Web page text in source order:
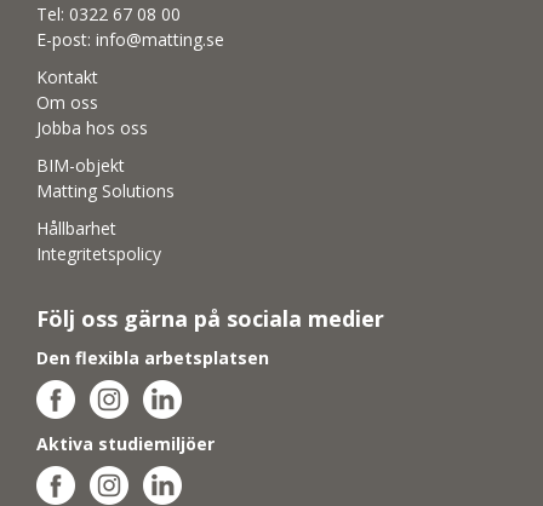
Tel: 0322 67 08 00
E-post: info@matting.se
Kontakt
Om oss
Jobba hos oss
BIM-objekt
Matting Solutions
Hållbarhet
Integritetspolicy
Följ oss gärna på sociala medier
Den flexibla arbetsplatsen
Aktiva studiemiljöer